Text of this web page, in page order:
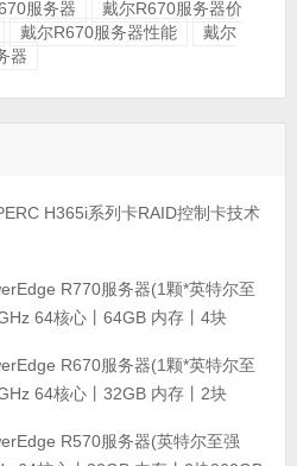
服务器
戴尔R670服务器价
戴尔R670服务器性能
戴尔
器
H365i系列卡RAID控制卡技术
R770服务器(1颗*英特尔至
64核心丨64GB 内存丨4块
R670服务器(1颗*英特尔至
64核心丨32GB 内存丨2块
R570服务器(英特尔至强